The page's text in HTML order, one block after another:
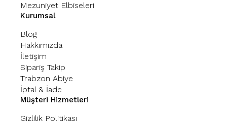
Mezuniyet Elbiseleri
Kurumsal
Blog
Hakkımızda
İletişim
Sipariş Takip
Trabzon Abiye
İptal & İade
Müşteri Hizmetleri
Gizlilik Politikası